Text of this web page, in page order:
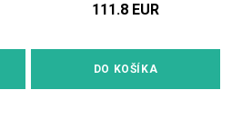
111.8 EUR
DO KOŠÍKA